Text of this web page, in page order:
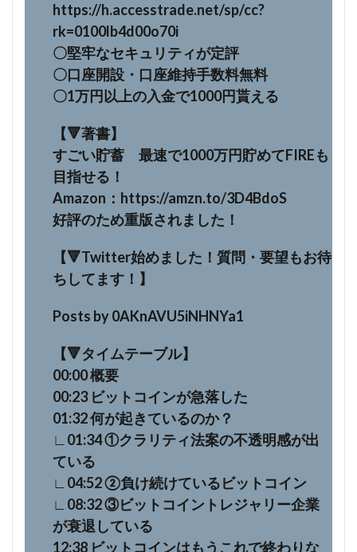
https://h.accesstrade.net/sp/cc?
rk=0100lb4d00o70i
〇堅牢なセキュリティが定評
〇口座開設・口座維持手数料無料
〇1万円以上の入金で1000円貰える
【🔻著書】
すごい貯蓄 最速で1000万円貯めてFIREも
目指せる！
Amazon：https://amzn.to/3D4BdoS
好評のため重版されました！
【🔻Twitter始めました！質問・要望もお待
ちしてます！】
Posts by 0AKnAVU5iNHNYa1
【🔻タイムテーブル】
00:00 概要
00:23 ビットコインが急落した
01:32 何が起きているのか？
∟01:34 ①クラリティ法案の不透明感が出
ている
∟04:52 ②負け続けているビットコイン
∟08:32 ③ビットコイントレジャリー企業
が衰退している
12:38 ビットコインはもうこれで終わりな